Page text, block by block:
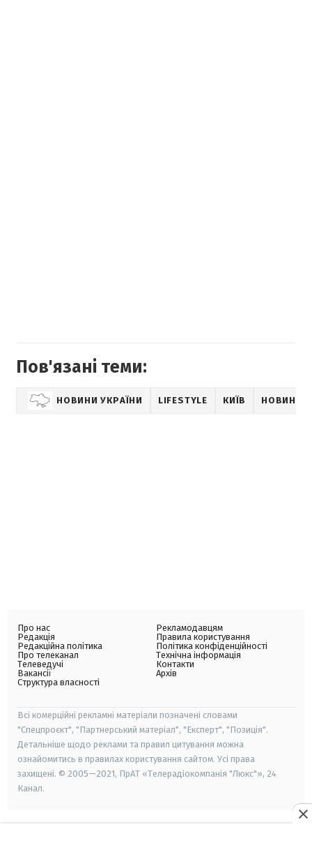
Пов'язані теми:
НОВИНИ УКРАЇНИ LIFESTYLE КИЇВ НОВИНИ
Про нас
Редакція
Редакційна політика
Про телеканал
Телеведучі
Вакансії
Структура власності
Рекламодавцям
Правила користування
Політика конфіденційності
Технічна інформація
Контакти
Архів
Всі комерційні рекламні матеріали позначені словами
"Спецпроєкт", "Партнерський матеріал", "Експерт", "Позиція".
Детальніше щодо реклами та правил цитування можна
ознайомитись в правилах користування сайтом. Усі права
захищені. © 2005—2021, ПрАТ «Телерадіокомпанія "Люкс"», 24
Канал.